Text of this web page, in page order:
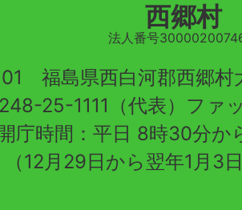
西郷村
法人番号
福島県西白河郡西郷村
25-1111（代表）フ
庁時間：平日 8時30分か
（12月29日から翌年1月3